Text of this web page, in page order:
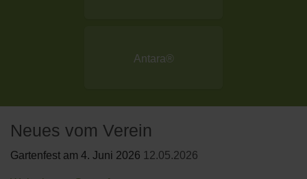
Antara®
Neues vom Verein
Gartenfest am 4. Juni 2026 12.05.2026